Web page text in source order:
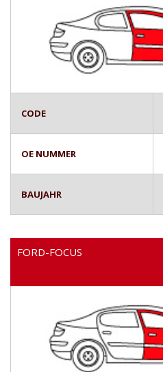
CODE
OE NUMMER
BAUJAHR
FORD-FOCUS